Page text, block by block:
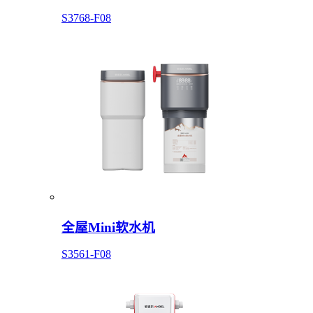
S3768-F08
全屋Mini软水机
S3561-F08